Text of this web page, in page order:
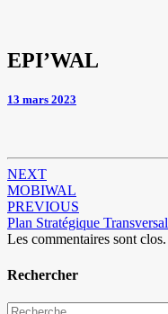
EPI’WAL
?
EPI’WAL
13 mars 2023
Navigation
d'article
NEXT
MOBIWAL
PREVIOUS
Plan Stratégique Transversal
Les commentaires sont clos.
Rechercher
Recherche